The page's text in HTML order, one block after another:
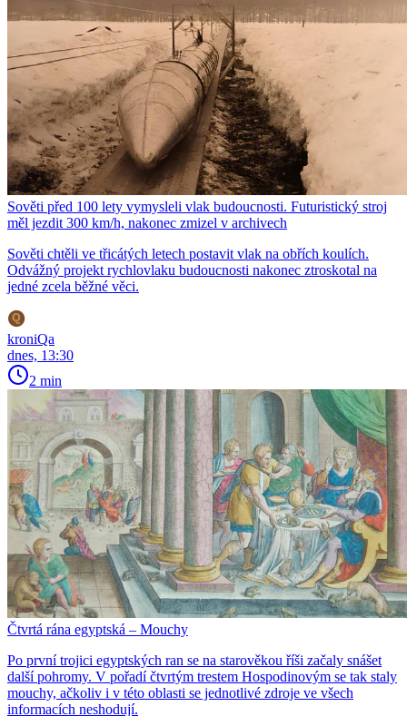
Sověti před 100 lety vymysleli vlak budoucnosti. Futuristický stroj
měl jezdit 300 km/h, nakonec zmizel v archivech
Sověti chtěli ve třicátých letech postavit vlak na obřích koulích.
Odvážný projekt rychlovlaku budoucnosti nakonec ztroskotal na
jedné zcela běžné věci.
kroniQa
dnes, 13:30
2 min
Čtvrtá rána egyptská – Mouchy
Po první trojici egyptských ran se na starověkou říši začaly snášet
další pohromy. V pořadí čtvrtým trestem Hospodinovým se tak staly
mouchy, ačkoliv i v této oblasti se jednotlivé zdroje ve všech
informacích neshodují.